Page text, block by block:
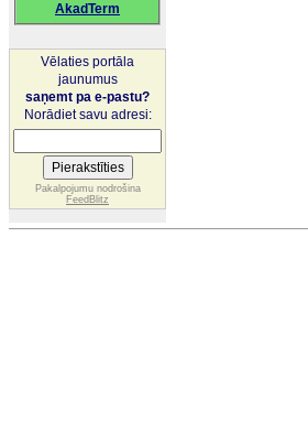
AkadTerm
Vēlaties portāla
jaunumus
saņemt pa e-pastu?
Norādiet savu adresi:
Pakalpojumu nodrošina
FeedBlitz